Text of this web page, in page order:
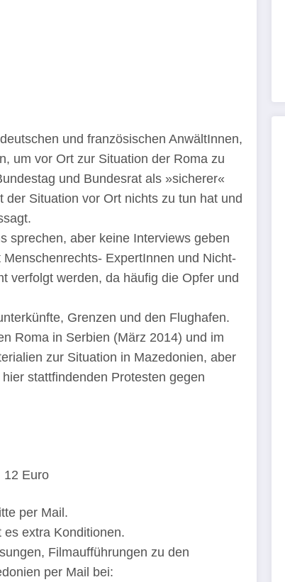
und französischen AnwältInnen,
um vor Ort zur Situation der Roma zu
und Bundesrat als »sicherer«
Situation vor Ort nichts zu tun hat und
sprechen, aber keine Interviews geben
ExpertInnen und Nicht-
verfolgt werden, da häufig die Opfer und
Grenzen und den Flughafen.
Roma in Serbien (März 2014) und im
zur Situation in Mazedonien, aber
stattfindenden Protesten gegen
12 Euro
per Mail.
extra Konditionen.
Filmaufführungen zu den
per Mail bei: